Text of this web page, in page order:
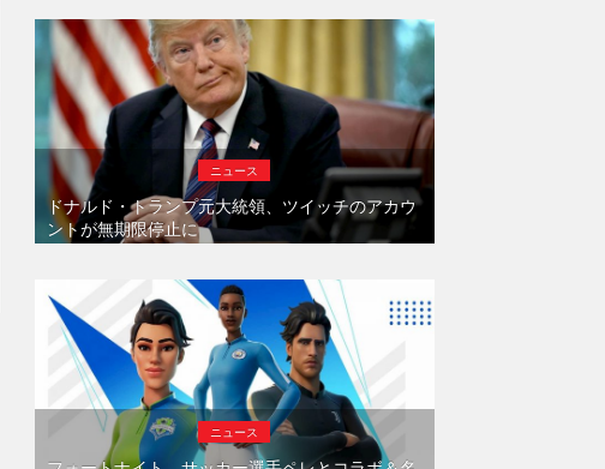
ニュース
ドナルド・トランプ元大統領、ツイッチのアカウ
ントが無期限停止に
ニュース